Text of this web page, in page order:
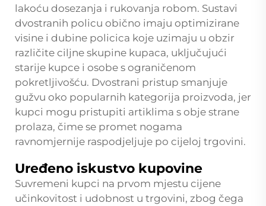
lakoću dosezanja i rukovanja robom. Sustavi
dvostranih policu obično imaju optimizirane
visine i dubine policica koje uzimaju u obzir
različite ciljne skupine kupaca, uključujući
starije kupce i osobe s ograničenom
pokretljivošću. Dvostrani pristup smanjuje
gužvu oko popularnih kategorija proizvoda, jer
kupci mogu pristupiti artiklima s obje strane
prolaza, čime se promet nogama
ravnomjernije raspodjeljuje po cijeloj trgovini.
Uređeno iskustvo kupovine
Suvremeni kupci na prvom mjestu cijene
učinkovitost i udobnost u trgovini, zbog čega